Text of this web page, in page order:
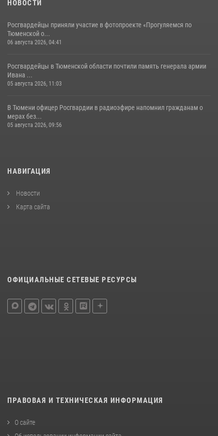
НОВОСТИ
Росгвардейцы приняли участие в фотопроекте «Прогуляемся по
Тюменской о...
06 августа 2026, 04:41
Росгвардейцы в Тюменской области почтили память генерала армии
Ивана ...
05 августа 2026, 11:03
В Тюмени офицер Росгвардии в радиоэфире напомнил гражданам о
мерах без...
05 августа 2026, 09:56
НАВИГАЦИЯ
Новости
Карта сайта
ОФИЦИАЛЬНЫЕ СЕТЕВЫЕ РЕСУРСЫ
ПРАВОВАЯ И ТЕХНИЧЕСКАЯ ИНФОРМАЦИЯ
О сайте